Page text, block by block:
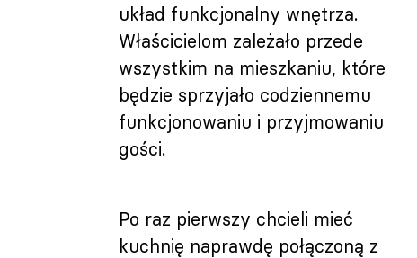
układ funkcjonalny wnętrza.
Właścicielom zależało przede
wszystkim na mieszkaniu, które
będzie sprzyjało codziennemu
funkcjonowaniu i przyjmowaniu
gości.
Po raz pierwszy chcieli mieć
kuchnię naprawdę połączoną z